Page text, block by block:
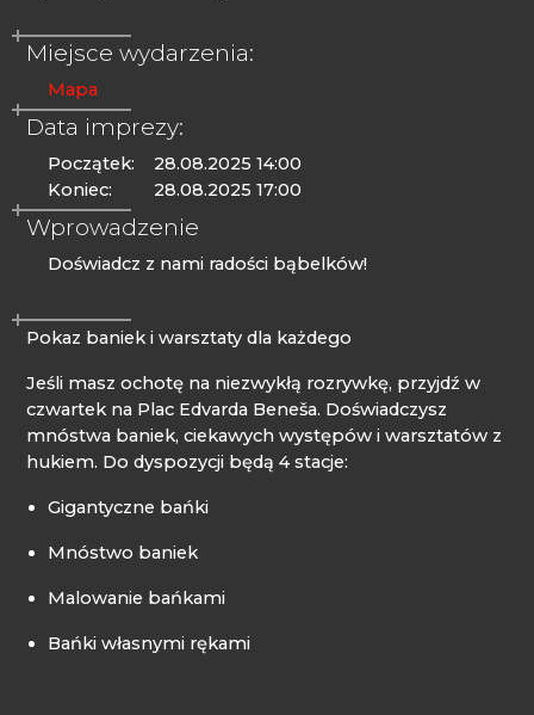
Miejsce wydarzenia:
Mapa
Data imprezy:
Początek:
Koniec:
28.08.2025 14:00
28.08.2025 17:00
Wprowadzenie
Doświadcz z nami radości bąbelków!
Pokaz baniek i warsztaty dla każdego
Jeśli masz ochotę na niezwykłą rozrywkę, przyjdź w
czwartek na Plac Edvarda Beneša. Doświadczysz
mnóstwa baniek, ciekawych występów i warsztatów z
hukiem. Do dyspozycji będą 4 stacje:
Gigantyczne bańki
Mnóstwo baniek
Malowanie bańkami
Bańki własnymi rękami